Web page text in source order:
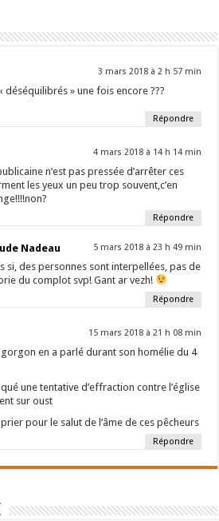
3 mars 2018 à 2 h 57 min
déséquilibrés » une fois encore ???
Répondre
4 mars 2018 à 14 h 14 min
n’est pas pressée d’arrêter ces
les yeux un peu trop souvent,c’en
Répondre
Nadeau 5 mars 2018 à 23 h 49 min
si, des personnes sont interpellées, pas de
du complot svp! Gant ar vezh!
Répondre
15 mars 2018 à 21 h 08 min
gorgon en a parlé durant son homélie du 4
une tentative d’effraction contre l’église
sur oust
pour le salut de l’âme de ces pêcheurs
Répondre